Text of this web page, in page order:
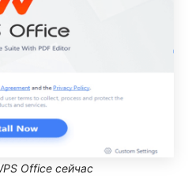
Office сейчас